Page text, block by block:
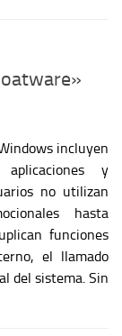
incluyen
y
no utilizan
hasta
funciones
el llamado
del sistema. Sin